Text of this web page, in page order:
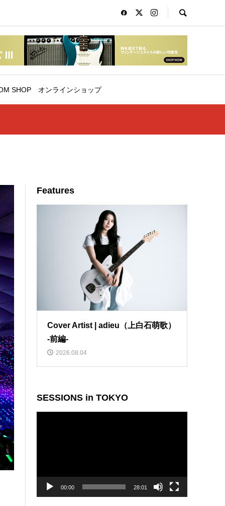
SHOP オンラインショップ
Features
Cover Artist | adieu（上白石萌歌）
-前編-
2026.08.04
SESSIONS in TOKYO
00:00 28:01